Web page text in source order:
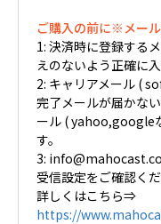
ご購入の前に※メー
1: 決済時に登録する
えのないよう正確に
2: キャリアメール (
完了メールが届かな
ール ( yahoo,google
す。
3:
受信設定をご確認くだ
詳しくはこちら⇒
https://